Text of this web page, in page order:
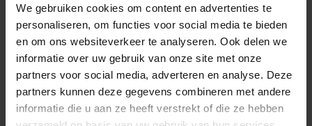
We gebruiken cookies om content en advertenties te
personaliseren, om functies voor social media te bieden
en om ons websiteverkeer te analyseren. Ook delen we
informatie over uw gebruik van onze site met onze
partners voor social media, adverteren en analyse. Deze
partners kunnen deze gegevens combineren met andere
informatie die u aan ze heeft verstrekt of die ze hebben
22 SEPTEMBER 2016